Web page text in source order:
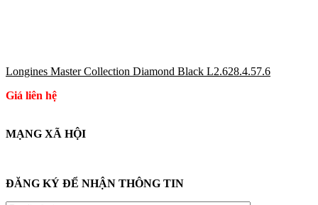
Longines Master Collection Diamond Black L2.628.4.57.6
Giá liên hệ
MẠNG XÃ HỘI
ĐĂNG KÝ ĐỂ NHẬN THÔNG TIN